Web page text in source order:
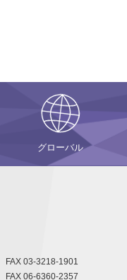
グローバル
FAX 03-3218-1901
FAX 06-6360-2357